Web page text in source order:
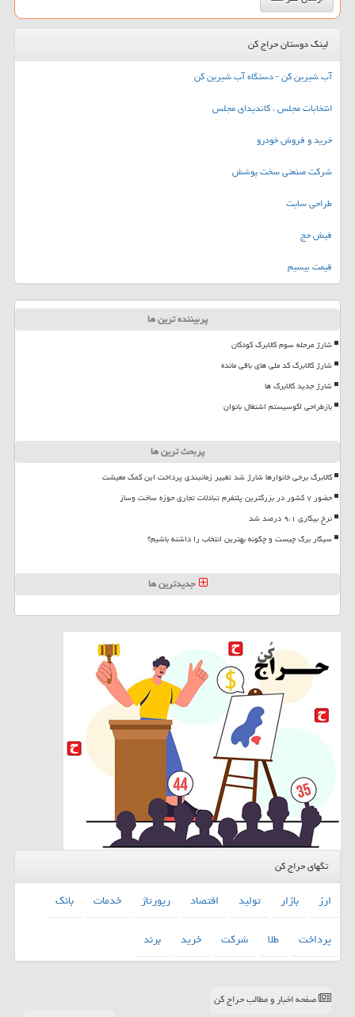
لینک دوستان حراج کن
آب شیرین کن - دستگاه آب شیرین کن
انتخابات مجلس ، کاندیدای مجلس
خرید و فروش خودرو
شرکت صنعتی سخت پوشش
طراحی سایت
فیش حج
قیمت بیسیم
پربیننده ترین ها
شارژ مرحله سوم کالابرگ کودکان
شارژ کالابرگ کد ملی های باقی مانده
شارژ جدید کالابرگ ها
بازطراحی اکوسیستم اشتغال بانوان
پربحث ترین ها
کالابرگ برخی خانوارها شارژ شد تغییر زمانبندی پرداخت این کمک معیشت
حضور ۷ کشور در بزرگترین پلتفرم تبادلات تجاری حوزه ساخت وساز
نرخ بیکاری ۹،۱ درصد شد
سیگار برگ چیست و چگونه بهترین انتخاب را داشته باشیم؟
جدیدترین ها
تگهای حراج کن
ارز بازار تولید اقتصاد رپورتاژ خدمات
بانك
پرداخت
طلا شركت خرید برند
صفحه اخبار و مطالب حراج کن